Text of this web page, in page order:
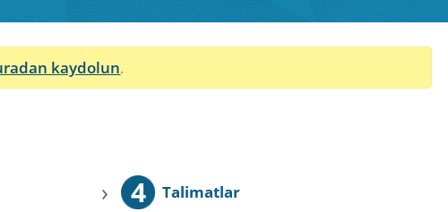
kaydolun.
› 4 Talimatlar